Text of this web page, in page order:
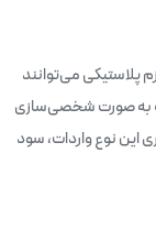
پلاستیکی می‌‌توانند
به صورت شخصی‌سازی
این نوع واردات، سود